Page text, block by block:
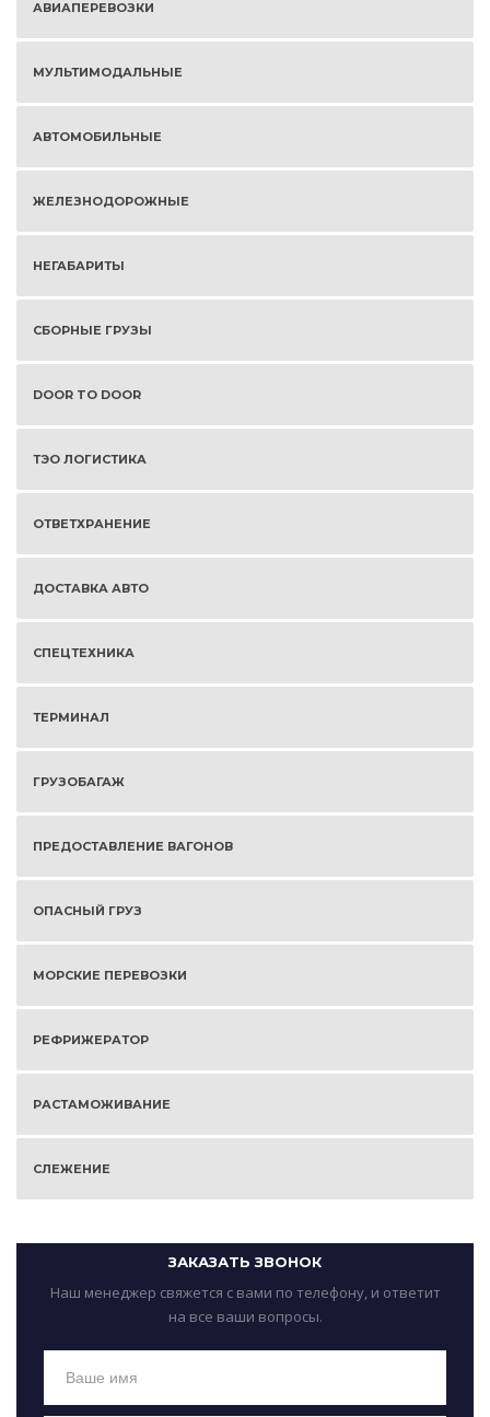
АВИАПЕРЕВОЗКИ
МУЛЬТИМОДАЛЬНЫЕ
АВТОМОБИЛЬНЫЕ
ЖЕЛЕЗНОДОРОЖНЫЕ
НЕГАБАРИТЫ
СБОРНЫЕ ГРУЗЫ
DOOR TO DOOR
ТЭО ЛОГИСТИКА
ОТВЕТХРАНЕНИЕ
ДОСТАВКА АВТО
СПЕЦТЕХНИКА
ТЕРМИНАЛ
ГРУЗОБАГАЖ
ПРЕДОСТАВЛЕНИЕ ВАГОНОВ
ОПАСНЫЙ ГРУЗ
МОРСКИЕ ПЕРЕВОЗКИ
РЕФРИЖЕРАТОР
РАСТАМОЖИВАНИЕ
СЛЕЖЕНИЕ
ЗАКАЗАТЬ ЗВОНОК
Наш менеджер свяжется с вами по телефону, и ответит
на все ваши вопросы.